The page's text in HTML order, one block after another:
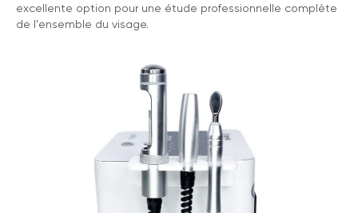
excellente option pour une étude professionnelle complète
de l'ensemble du visage.